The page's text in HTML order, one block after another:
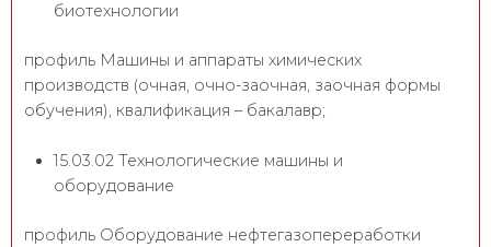
биотехнологии
профиль Машины и аппараты химических
производств (очная, очно-заочная, заочная формы
обучения), квалификация – бакалавр;
15.03.02 Технологические машины и
оборудование
профиль Оборудование нефтегазопереработки